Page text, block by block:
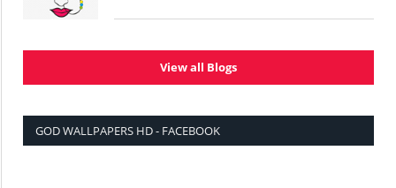
View all Blogs
GOD WALLPAPERS HD - FACEBOOK